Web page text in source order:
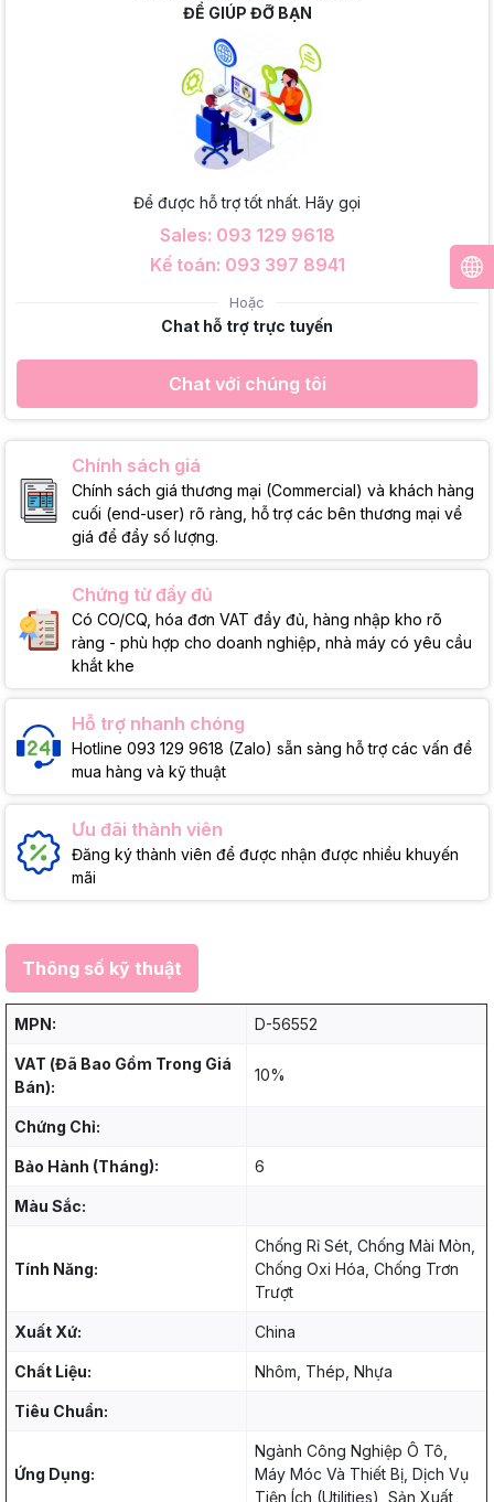
ĐỂ GIÚP ĐỠ BẠN
Để được hỗ trợ tốt nhất. Hãy gọi
Sales: 093 129 9618
Kế toán: 093 397 8941
Hoặc
Chat hỗ trợ trực tuyến
Chat với chúng tôi
Chính sách giá
Chính sách giá thương mại (Commercial) và khách hàng
cuối (end-user) rõ ràng, hỗ trợ các bên thương mại về
giá để đẩy số lượng.
Chứng từ đầy đủ
Có CO/CQ, hóa đơn VAT đầy đủ, hàng nhập kho rõ
ràng - phù hợp cho doanh nghiệp, nhà máy có yêu cầu
khắt khe
Hỗ trợ nhanh chóng
Hotline 093 129 9618 (Zalo) sẵn sàng hỗ trợ các vấn đề
mua hàng và kỹ thuật
Ưu đãi thành viên
Đăng ký thành viên để được nhận được nhiều khuyến
mãi
Thông số kỹ thuật
MPN: D-56552
VAT (Đã Bao Gồm Trong Giá
Bán):
10%
Chứng Chỉ:
Bảo Hành (Tháng): 6
Màu Sắc:
Tính Năng:
Chống Rỉ Sét, Chống Mài Mòn,
Chống Oxi Hóa, Chống Trơn
Trượt
Xuất Xứ: China
Chất Liệu: Nhôm, Thép, Nhựa
Tiêu Chuẩn:
Ứng Dụng:
Ngành Công Nghiệp Ô Tô,
Máy Móc Và Thiết Bị, Dịch Vụ
Tiện Ích (Utilities), Sản Xuất